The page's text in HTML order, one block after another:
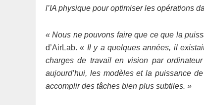
l’IA physique pour optimiser les opérations
« Nous ne pouvons faire que ce que la
d’AirLab.« Il y a quelques années, il
charges de travail en vision par
aujourd’hui, les modèles et la puissance
accomplir des tâches bien plus subtiles. »